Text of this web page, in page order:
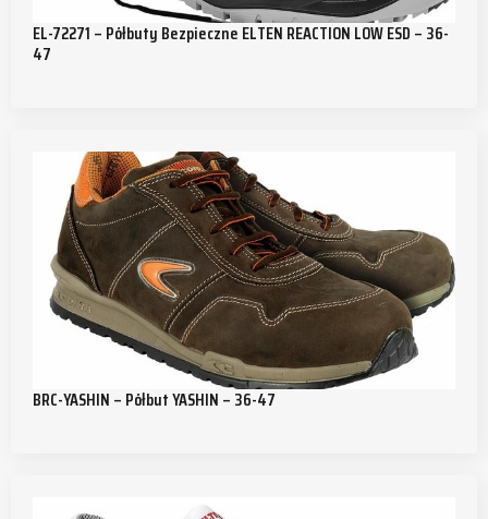
EL-72271 – Półbuty Bezpieczne ELTEN REACTION LOW ESD – 36-
47
BRC-YASHIN – Półbut YASHIN – 36-47